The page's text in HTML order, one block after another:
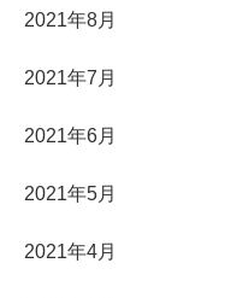
2021年8月
2021年7月
2021年6月
2021年5月
2021年4月